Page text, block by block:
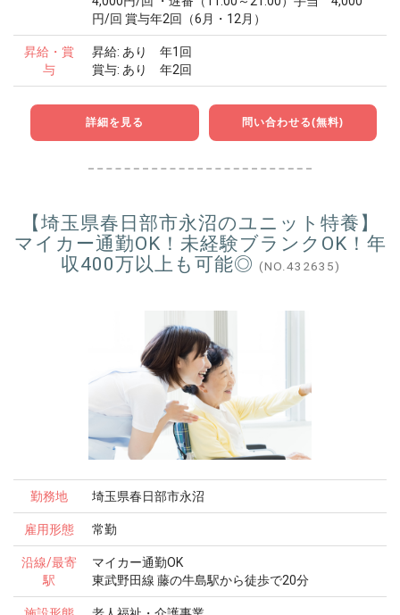
円/回 賞与年2回（6月・12月）
昇給・賞
与
昇給: あり 年1回
賞与: あり 年2回
詳細を見る 問い合わせる(無料)
【埼玉県春日部市永沼のユニット特養】
マイカー通勤OK！未経験ブランクOK！年
収400万以上も可能◎ (NO.432635)
勤務地 埼玉県春日部市永沼
雇用形態 常勤
沿線/最寄
駅
マイカー通勤OK
東武野田線 藤の牛島駅から徒歩で20分